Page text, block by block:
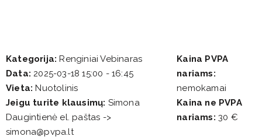
Kategorija: Renginiai Vebinaras
Data: 2025-03-18 15:00 - 16:45
Vieta: Nuotolinis
Jeigu turite klausimų: Simona
Daugintienė el. paštas ->
simona@pvpa.lt
Kaina PVPA
nariams:
nemokamai
Kaina ne PVPA
nariams: 30 €